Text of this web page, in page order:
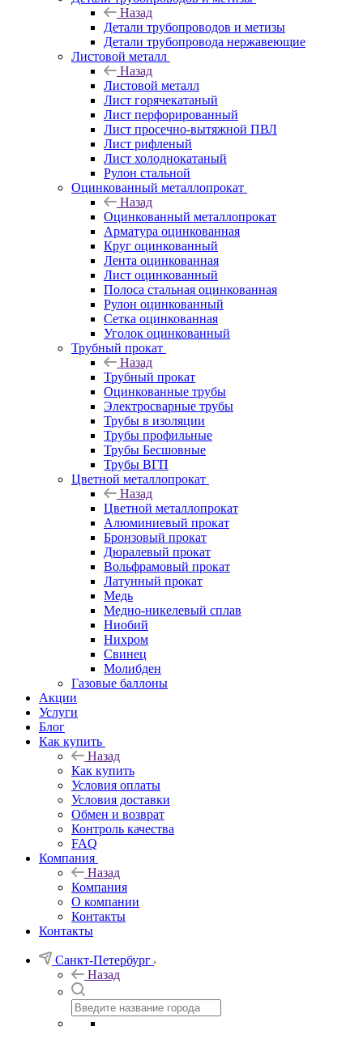
Назад
Детали трубопроводов и метизы
Детали трубопровода нержавеющие
Листовой металл
Назад
Листовой металл
Лист горячекатаный
Лист перфорированный
Лист просечно-вытяжной ПВЛ
Лист рифленый
Лист холоднокатаный
Рулон стальной
Оцинкованный металлопрокат
Назад
Оцинкованный металлопрокат
Арматура оцинкованная
Круг оцинкованный
Лента оцинкованная
Лист оцинкованный
Полоса стальная оцинкованная
Рулон оцинкованный
Сетка оцинкованная
Уголок оцинкованный
Трубный прокат
Назад
Трубный прокат
Оцинкованные трубы
Электросварные трубы
Трубы в изоляции
Трубы профильные
Трубы Бесшовные
Трубы ВГП
Цветной металлопрокат
Назад
Цветной металлопрокат
Алюминиевый прокат
Бронзовый прокат
Дюралевый прокат
Вольфрамовый прокат
Латунный прокат
Медь
Медно-никелевый сплав
Ниобий
Нихром
Свинец
Молибден
Газовые баллоны
Акции
Услуги
Блог
Как купить
Назад
Как купить
Условия оплаты
Условия доставки
Обмен и возврат
Контроль качества
FAQ
Компания
Назад
Компания
О компании
Контакты
Контакты
Санкт-Петербург
Назад